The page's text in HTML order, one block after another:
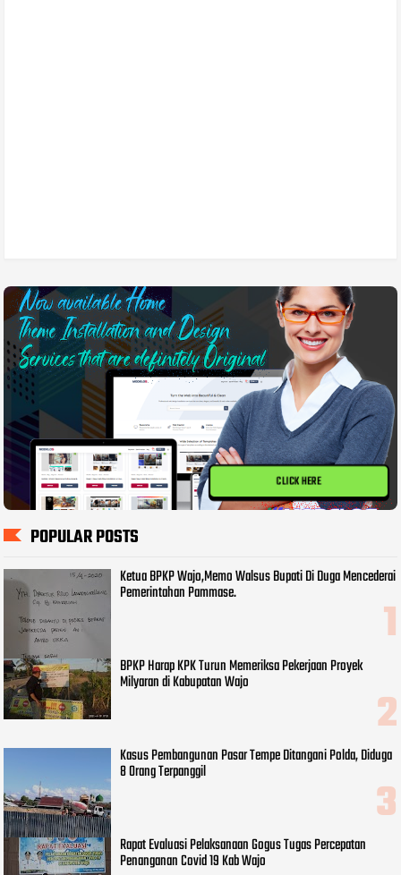
CLICK HERE
POPULAR POSTS
Ketua BPKP Wajo,Memo Walsus Bupati Di Duga Mencederai
Pemerintahan Pammase.
BPKP Harap KPK Turun Memeriksa Pekerjaan Proyek
Milyaran di Kabupatan Wajo
Kasus Pembangunan Pasar Tempe Ditangani Polda, Diduga
8 Orang Terpanggil
Rapat Evaluasi Pelaksanaan Gogus Tugas Percepatan
Penanganan Covid 19 Kab Wajo